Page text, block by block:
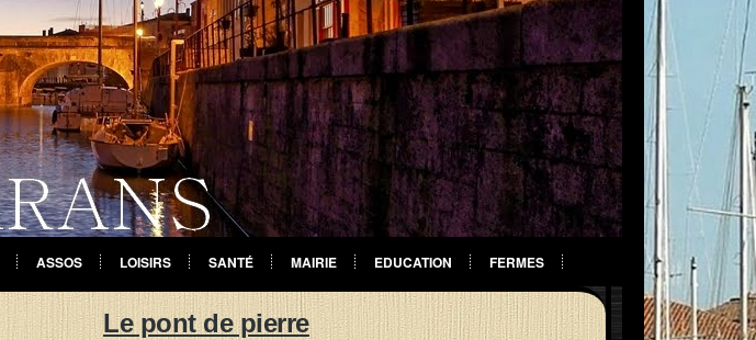
ASSOS LOISIRS SANTÉ MAIRIE EDUCATION FERMES
Le pont de pierre